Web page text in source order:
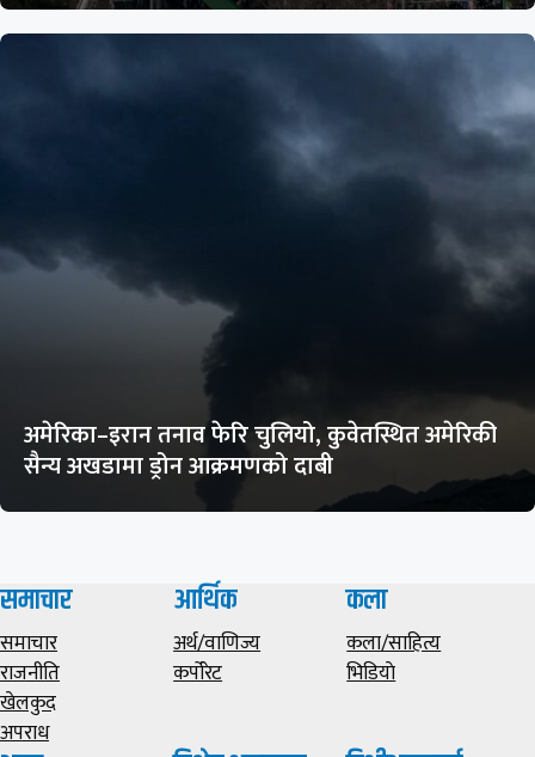
अमेरिका–इरान तनाव फेरि चुलियो, कुवेतस्थित अमेरिकी
सैन्य अखडामा ड्रोन आक्रमणको दाबी
समाचार
समाचार
राजनीति
खेलकुद
अपराध
आर्थिक
अर्थ/वाणिज्य
कर्पोरेट
कला
कला/साहित्य
भिडियाे